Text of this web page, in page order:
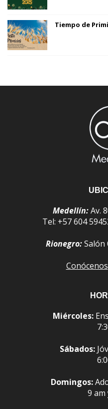
Tiempo de
Medellín:Av.
Tel: +57 604
Rionegro:Salón
Conócenos
Miércoles:
Sábados:
Domingos:
9 am